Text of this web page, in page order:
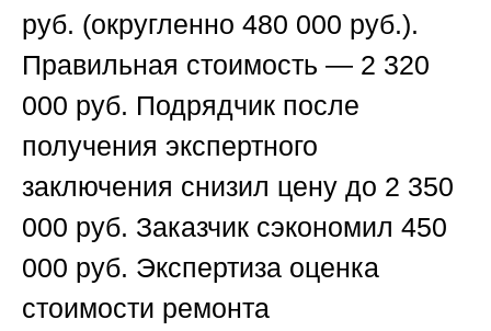
руб. (округленно 480 000 руб.).
Правильная стоимость — 2 320
000 руб. Подрядчик после
получения экспертного
заключения снизил цену до 2 350
000 руб. Заказчик сэкономил 450
000 руб. Экспертиза оценка
стоимости ремонта